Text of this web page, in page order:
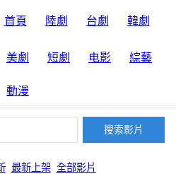
首頁 陸劇 台劇 韓劇
美劇 短劇 电影 綜藝
動漫
最新上架 全部影片